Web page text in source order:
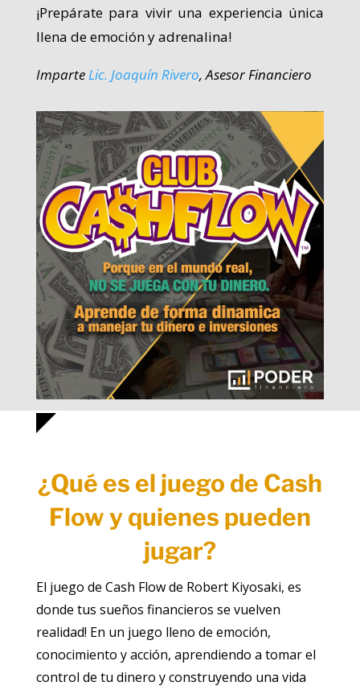
¡Prepárate para vivir una experiencia única
llena de emoción y adrenalina!
ImparteLic. Joaquín Rivero, Asesor Financiero
¿Qué es el juego de Cash
Flow y quienes pueden
jugar?
El juego de Cash Flow de Robert Kiyosaki, es
donde tus sueños financieros se vuelven
realidad! En un juego lleno de emoción,
conocimiento y acción, aprendiendo a tomar el
control de tu dinero y construyendo una vida